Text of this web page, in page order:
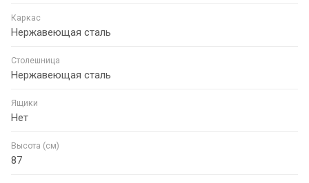
Каркас
Нержавеющая сталь
Столешница
Нержавеющая сталь
Ящики
Нет
Высота (см)
87